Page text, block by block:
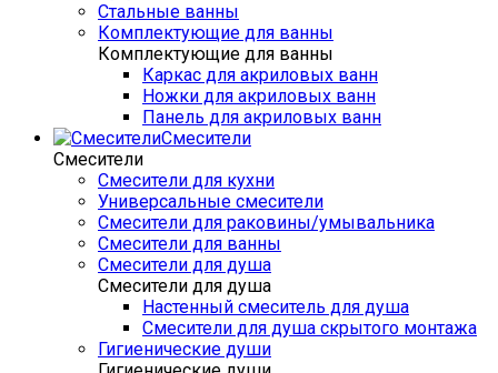
Стальные ванны
Комплектующие для ванны
Комплектующие для ванны
Каркас для акриловых ванн
Ножки для акриловых ванн
Панель для акриловых ванн
Смесители
Смесители
Смесители для кухни
Универсальные смесители
Смесители для раковины/умывальника
Смесители для ванны
Смесители для душа
Смесители для душа
Настенный смеситель для душа
Смесители для душа скрытого монтажа
Гигиенические души